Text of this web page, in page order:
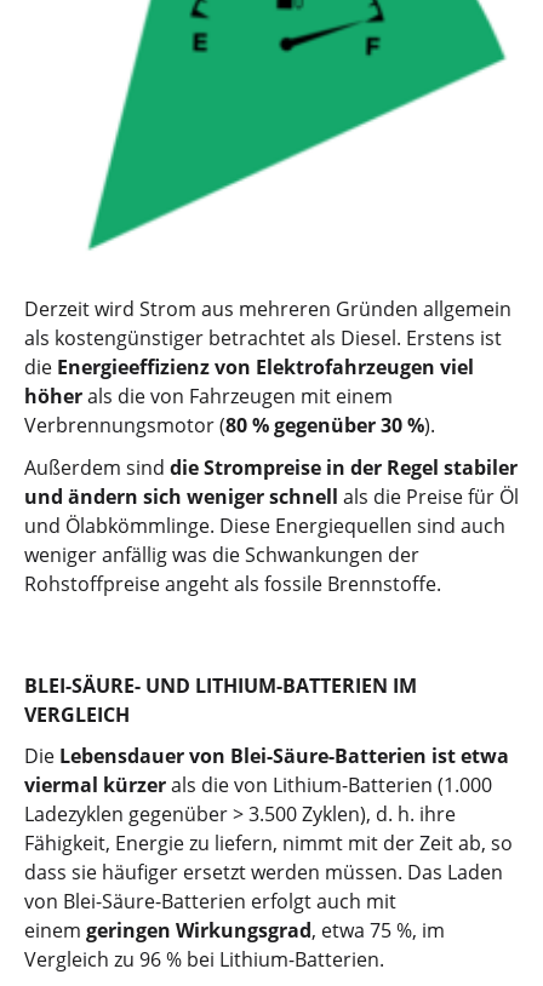
Derzeit wird Strom aus mehreren Gründen allgemein
als kostengünstiger betrachtet als Diesel. Erstens ist
die Energieeffizienz von Elektrofahrzeugen viel
höherals die von Fahrzeugen mit einem
Verbrennungsmotor (80 % gegenüber 30 %).
Außerdem sind die Strompreise in der Regel stabiler
und ändern sich weniger schnell als die Preise für Öl
und Ölabkömmlinge. Diese Energiequellen sind auch
weniger anfällig was die Schwankungen der
Rohstoffpreise angeht als fossile Brennstoffe.
BLEI-SÄURE- UND LITHIUM-BATTERIEN IM
VERGLEICH
Die Lebensdauer von Blei-Säure-Batterien ist etwa
viermal kürzerals die von Lithium-Batterien (1.000
Ladezyklen gegenüber > 3.500 Zyklen), d. h. ihre
Fähigkeit, Energie zu liefern, nimmt mit der Zeit ab, so
dass sie häufiger ersetzt werden müssen. Das Laden
von Blei-Säure-Batterien erfolgt auch mit
einem geringen Wirkungsgrad, etwa 75 %, im
Vergleich zu 96 % bei Lithium-Batterien.